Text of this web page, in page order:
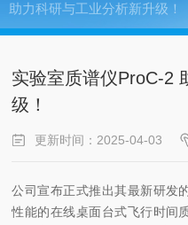
助力科研与工业分析新升级！
实验室质谱仪ProC-2
级！
更新时间：2025-04-03
公司宣布正式推出其最新研发
性能的在线桌面台式飞行时间